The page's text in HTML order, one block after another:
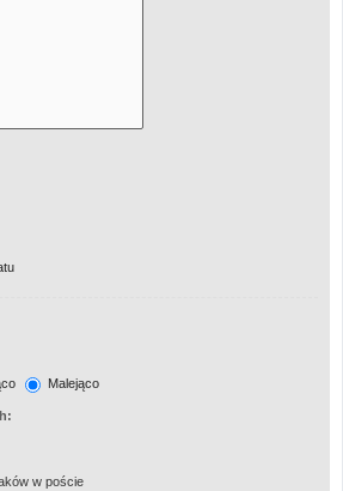
Malejąco
w poście